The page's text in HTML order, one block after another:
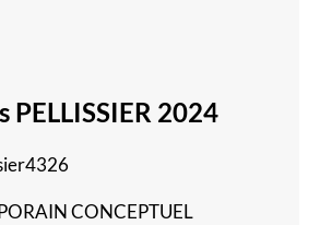
PELLISSIER 2024
CONCEPTUEL